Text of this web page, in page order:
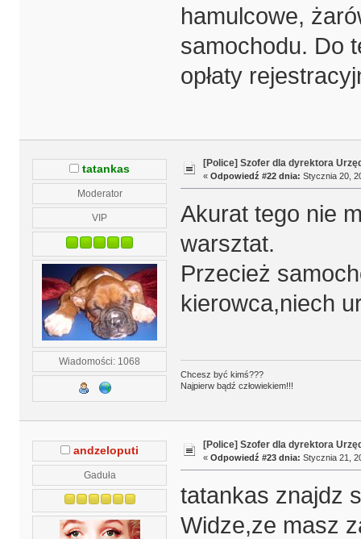
hamulcowe,
samochodu. Do
opłaty
tatankas
Moderator
VIP
Wiadomości: 1068
[Police] Szofer dla dyrektora
« Odpowiedź #22 dnia: Stycznia 20,
Akurat tego nie
warsztat.
Przecież
kierowca,niech
Chcesz być kimś???
Najpierw bądź człowiekiem!!!
andzeloputi
Gaduła
[Police] Szofer dla dyrektora
« Odpowiedź #23 dnia: Stycznia 21,
tatankas znajdz
Widze,ze masz